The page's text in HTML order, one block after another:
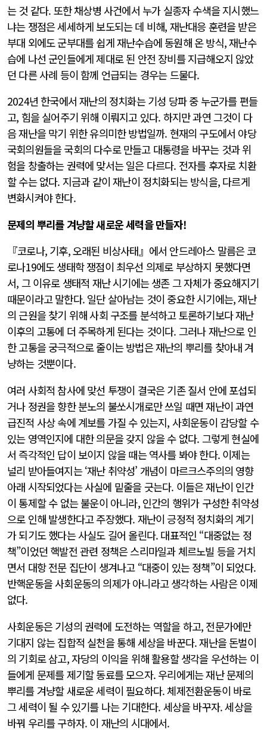
는 것 같다. 또한 채상병 사건에서 누가 실종자 수색을 지시했느
냐는 쟁점은 세세하게 보도되는 데 비해, 재난대응 훈련을 받은
부대 외에도 군부대를 쉽게 재난수습에 동원해 온 방식, 재난수
습에 나선 군인들에게 제대로 된 안전 장비를 지급해오지 않았
던 다른 사례 등이 함께 언급되는 경우는 드물다.
2024년 한국에서 재난의 정치화는 기성 당파 중 누군가를 편들
고, 힘을 실어주기 위해 이뤄지고 있다. 하지만 과연 그것이 다
음 재난을 막기 위한 유의미한 방법일까. 현재의 구도에서 야당
국회의원들을 국회의 다수로 만들고 대통령을 바꾸는 것과 위
험을 창출하는 권력에 맞서는 일은 다르다. 전자를 후자로 치환
할 수는 없다. 지금과 같이 재난이 정치화되는 방식을, 다르게
변화시켜야 한다.
문제의 뿌리를 겨냥할 새로운 세력을 만들자!
『코로나, 기후, 오래된 비상사태』에서 안드레아스 말름은 코
로나19에도 생태학 쟁점이 최우선 의제로 부상하지 못했다면
서, 그 이유로 생태적 재난 시기에는 생존 그 자체가 중요해지기
때문이라고 말한다. 일단 살아남는 것이 중요한 시기에는, 재난
의 근원을 찾기 위해 사회 구조를 분석하고 토론하기보다 재난
이후의 고통에 더 주목하게 된다는 것이다. 그러나 재난으로 인
한 고통을 궁극적으로 줄이는 방법은 재난의 뿌리를 찾아내 겨
냥하는 것뿐이다.
여러 사회적 참사에 맞선 투쟁이 결국은 기존 질서 안에 포섭되
거나 정권을 향한 분노의 불쏘시개로만 쓰일 때면 재난이 과연
급진적 사상 속에 계보를 가질 수 있는지, 사회운동이 감당할 수
있는 영역인지에 대한 의문을 갖지 않을 수 없다. 그렇게 현실에
서 즉각적인 답이 보이지 않을 때는 역사를 봐야 한다. 이제는
널리 받아들여지는 ‘재난 취약성’ 개념이 마르크스주의의 영향
아래 시작되었다는 사실에 밑줄을 긋는다. 이들은 재난이 인간
이 통제할 수 없는 불운이 아니라, 인간의 행위가 구성한 취약성
으로 인해 발생한다고 주장했다. 재난이 긍정적 정치화의 계기
가 되기도 했다는 사실도 길어 올린다. 대표적인 “대중없는 정
책”이었던 핵발전 관련 정책은 스리마일과 체르노빌 등을 거치
면서 대항 전문 집단이 생겨나고 “대중이 있는 정책”이 되었다.
반핵운동을 사회운동의 의제가 아니라고 생각하는 사람은 이제
없다.
사회운동은 기성의 권력에 도전하는 역할을 하고, 전문가에만
기대지 않는 집합적 실천을 통해 세상을 바꾼다. 재난을 돈벌이
의 기회로 삼고, 자당의 이익을 위해 활용할 생각을 우선하는 이
들에게 문제를 제기할 동료를 모으자. 우리에게는 재난 문제의
뿌리를 겨냥할 새로운 세력이 필요하다. 체제전환운동이 바로
그 세력이 될 수 있기를 나는 기대한다. 세상을 바꾸자. 세상을
바꿔 우리를 구하자. 이 재난의 시대에서.